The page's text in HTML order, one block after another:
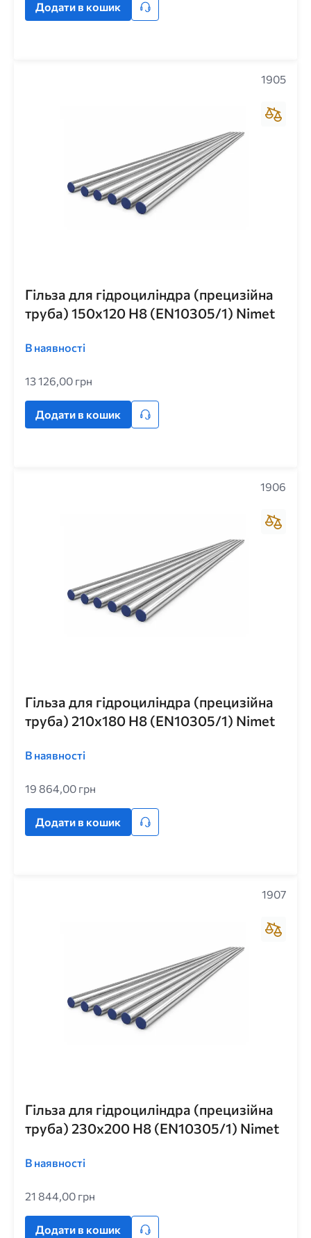
Додати в кошик
Гільза для гідроциліндра (прецизійна
труба) 150x120 H8 (EN10305/1) Nimet
В наявності
13 126,00 грн
Додати в кошик
1905
Гільза для гідроциліндра (прецизійна
труба) 210x180 H8 (EN10305/1) Nimet
В наявності
19 864,00 грн
Додати в кошик
1906
Гільза для гідроциліндра (прецизійна
труба) 230x200 H8 (EN10305/1) Nimet
В наявності
21 844,00 грн
Додати в кошик
1907